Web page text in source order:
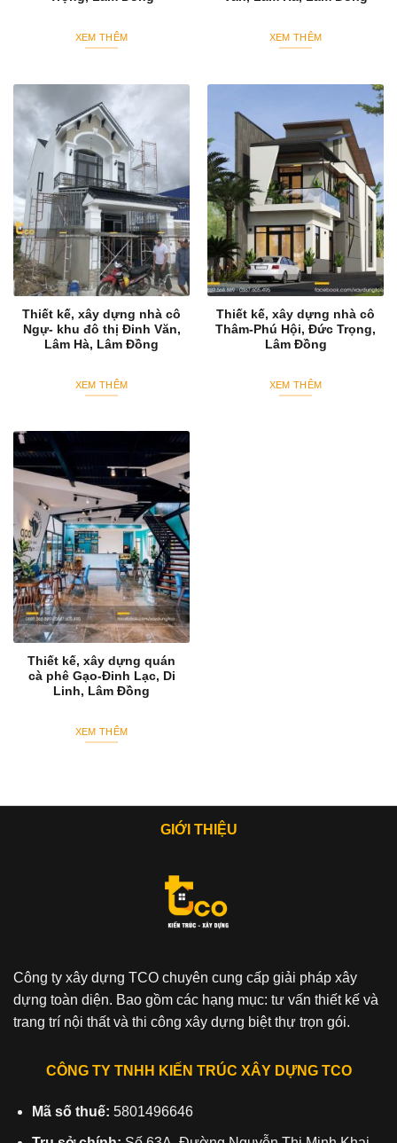
XEM THÊM XEM THÊM
Thiết kế, xây dựng nhà cô
Ngự- khu đô thị Đinh Văn,
Lâm Hà, Lâm Đồng
XEM THÊM
Thiết kế, xây dựng nhà cô
Thâm-Phú Hội, Đức Trọng,
Lâm Đồng
XEM THÊM
Thiết kế, xây dựng quán
cà phê Gạo-Đinh Lạc, Di
Linh, Lâm Đồng
XEM THÊM
GIỚI THIỆU
Công ty xây dựng TCO chuyên cung cấp giải pháp xây
dựng toàn diện. Bao gồm các hạng mục: tư vấn thiết kế và
trang trí nội thất và thi công xây dựng biệt thự trọn gói.
CÔNG TY TNHH KIẾN TRÚC XÂY DỰNG TCO
Mã số thuế: 5801496646